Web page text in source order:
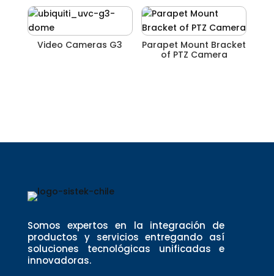
Video Cameras G3
Parapet Mount Bracket
of PTZ Camera
Somos expertos en la integración de
productos y servicios entregando así
soluciones tecnológicas unificadas e
innovadoras.